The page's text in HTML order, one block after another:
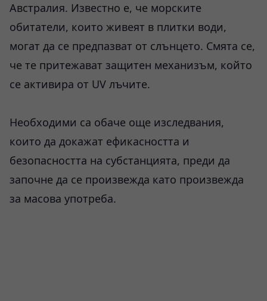
Австралия. Известно е, че морските
обитатели, които живеят в плитки води,
могат да се предпазват от слънцето. Смята се,
че те притежават защитен механизъм, който
се активира от UV лъчите.
Необходими са обаче още изследвания,
които да докажат ефикасността и
безопасността на субстанцията, преди да
започне да се произвежда като произвежда
за масова употреба.